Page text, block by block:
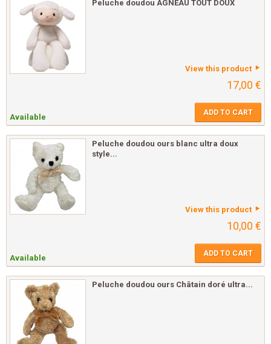
Peluche doudou AGNEAU TOUT DOUX
View this product
17,00 €
Available ADD TO CART
Peluche doudou ours blanc ultra doux
style...
View this product
10,00 €
Available ADD TO CART
Peluche doudou ours Châtain doré ultra...